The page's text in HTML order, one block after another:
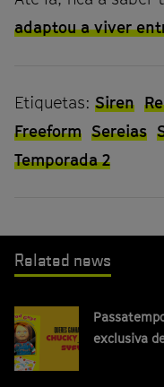
adaptou a viver
Etiquetas: Siren
Freeform Sereias
Temporada 2
Related news
exclusiva